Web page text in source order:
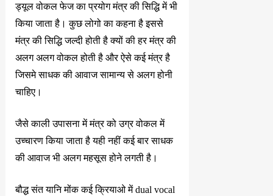
ड्यूल वोकल फेज का प्रयोग मंत्र की सिद्धि में भी
किया जाता है। कुछ लोगो का कहना है इससे
मंत्र की सिद्धि जल्दी होती है क्यों की हर मंत्र की
अलग अलग वोकल होती है और ऐसे कई मंत्र है
जिसमे साधक की आवाज सामान्य से अलग होनी
चाहिए।
जैसे काली उपासना में मंत्र को उग्र वोकल में
उच्चारण किया जाता है यही नहीं कई बार साधक
की आवाज भी अलग महसूस होने लगती है।
बौद्ध संत यानि मोंक कई क्रियाओ में dual vocal